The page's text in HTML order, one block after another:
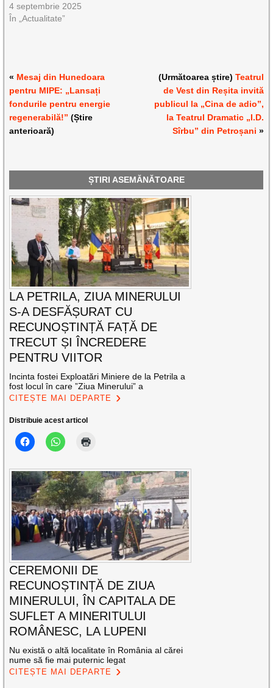
4 septembrie 2025
În „Actualitate”
« Mesaj din Hunedoara
pentru MIPE: „Lansați
fondurile pentru energie
regenerabilă!” (Știre
anterioară)
(Următoarea știre) Teatrul
de Vest din Reșita invită
publicul la „Cina de adio”,
la Teatrul Dramatic „I.D.
Sîrbu” din Petroșani »
ȘTIRI ASEMĂNĂTOARE
LA PETRILA, ZIUA MINERULUI
S-A DESFĂȘURAT CU
RECUNOȘTINȚĂ FAȚĂ DE
TRECUT ȘI ÎNCREDERE
PENTRU VIITOR
Incinta fostei Exploatări Miniere de la Petrila a
fost locul în care ”Ziua Minerului” a
CITEȘTE MAI DEPARTE
Distribuie acest articol
CEREMONII DE
RECUNOȘTINȚĂ DE ZIUA
MINERULUI, ÎN CAPITALA DE
SUFLET A MINERITULUI
ROMÂNESC, LA LUPENI
Nu există o altă localitate în România al cărei
nume să fie mai puternic legat
CITEȘTE MAI DEPARTE